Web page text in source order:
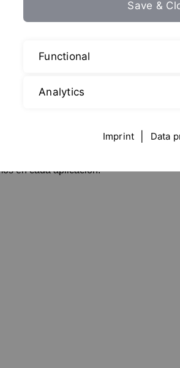
combinación de sustancias en un
persiste, el proceso de mezcla
niveles de viscosidad. Hay
una variedad
,
de segundos , de forma homogénea
en cada aplicacion.
Save &
Functional
Analytics
Imprint Data